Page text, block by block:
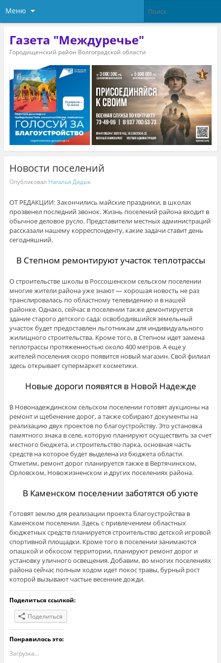
Меню
Газета "Междуречье"
Городищенский район Волгоградской области
Новости поселений
Опубликовал Наталья Дидык
ОТ РЕДАКЦИИ:Закончились майские праздники, в школах
прозвенел последний звонок. Жизнь поселений района входит в
обычное деловое русло. Представители местных администраций
рассказали нашему корреспонденту, какие задачи ставит день
сегодняшний.
В Степном ремонтируют участок теплотрассы
О строительстве школы в Россошенском сельском поселении
многие жители района уже знают — хорошая новость не раз
транслировалась по областному телевидению и в нашей
районке. Однако, сейчас в поселении также демонтируется
здание старого детского сада: освободившийся земельный
участок будет предоставлен льготникам для индивидуального
жилищного строительства. Кроме того, в Степном идет замена
теплотрассы протяженностью около 400 метров. А еще у
жителей поселения скоро появится новый магазин. Свой филиал
здесь открывает супермаркет косметики.
Новые дороги появятся в Новой Надежде
В Новонадеждинском сельском поселении готовят аукционы на
ремонт и щебенение дорог, а также собирают документы на
реализацию двух проектов по благоустройству. Это установка
памятного знака в селе, которую планируют осуществить за счет
местного бюджета, и строительство парка, основная часть
средств на которое будет выделена из бюджета области.
Отметим, ремонт дорог планируется также в Вертячинском,
Орловском, Новожизненском и других поселениях района.
В Каменском поселении заботятся об уюте
Готовят землю для реализации проекта благоустройства в
Каменском поселении. Здесь с привлечением областных
бюджетных средств планируется строительство детской игровой
спортивной площадки. Кроме того в поселении занимаются
опашкой и обкосом территории, планируют ремонт дорог и
установку уличного освещения. Добавим, во многих поселениях
района сейчас полным ходом идет покос травы, бурный рост
которой вызывают частые весенние дожди.
Поделиться ссылкой:
Поделиться
Понравилось это:
Загрузка...